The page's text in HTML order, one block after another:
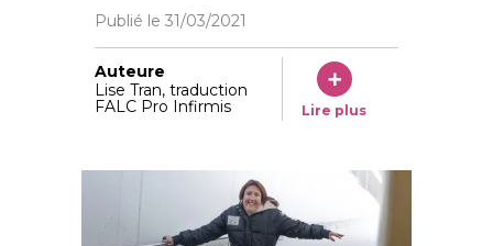
Publié le 31/03/2021
Auteure
Lise Tran, traduction
FALC Pro Infirmis
Lire plus